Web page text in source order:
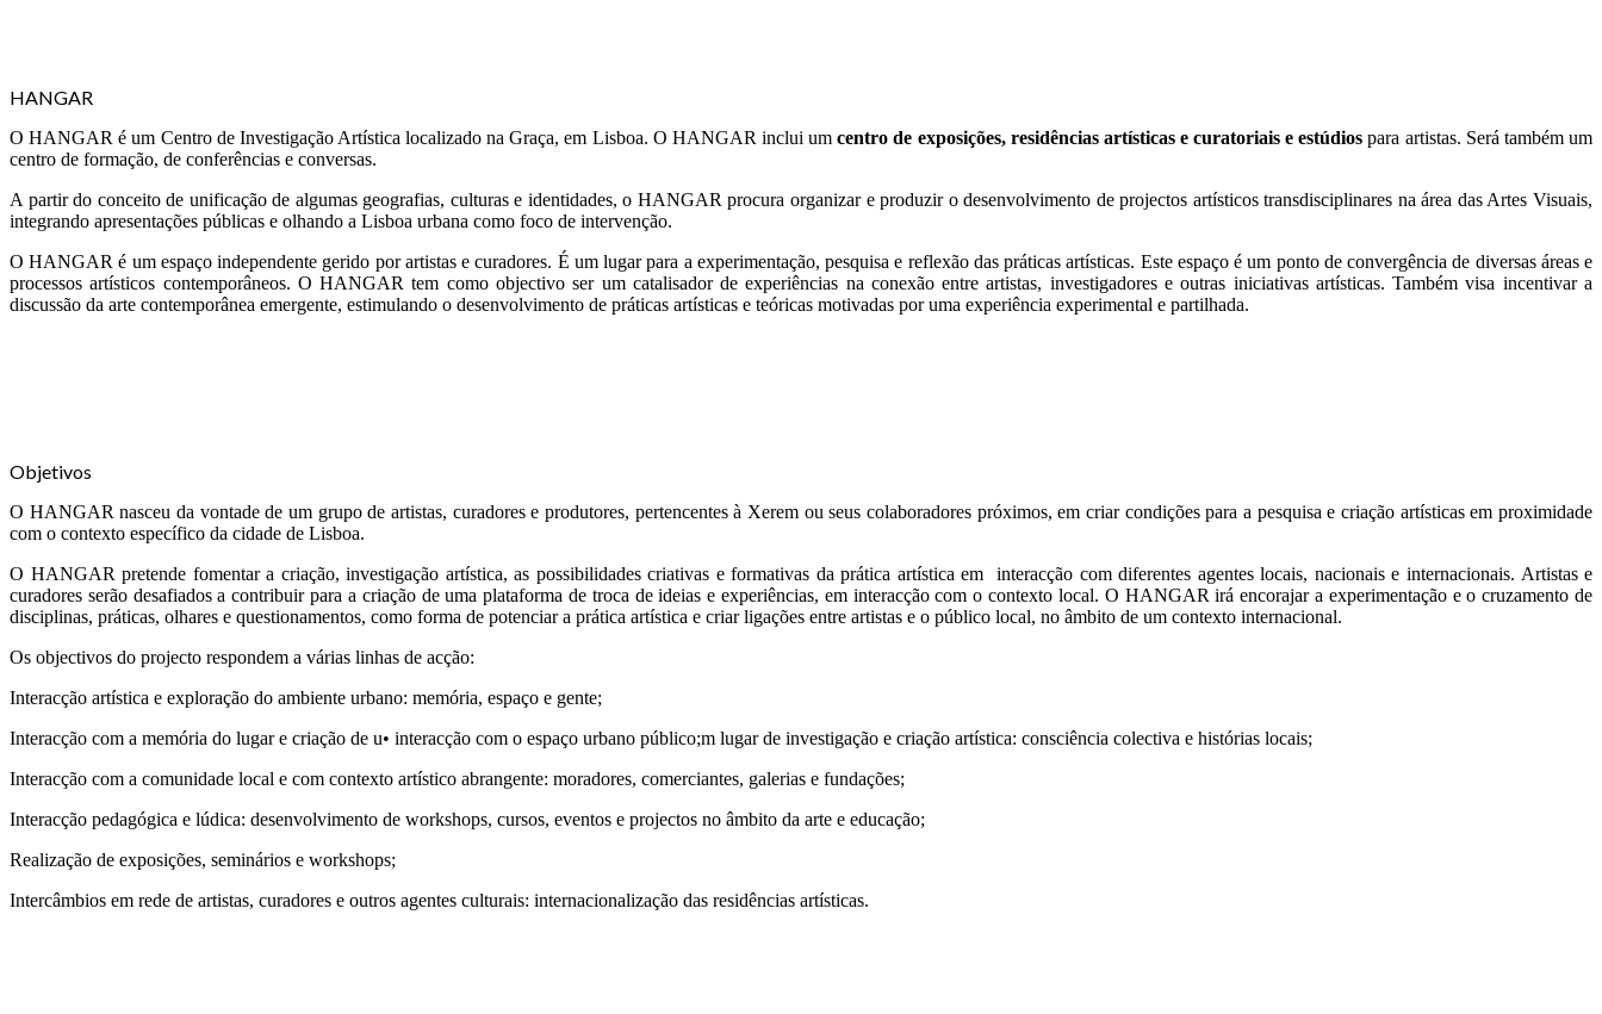
HANGAR
O HANGAR é um Centro de Investigação Artística localizado na Graça, em Lisboa. O HANGAR inclui umcentro de exposições, residências artísticas e curatoriais e estúdios para artistas. Será também um
centro de formação, de conferências e conversas.
A partir do conceito de unificação de algumas geografias, culturas e identidades, o HANGAR procura organizar e produzir o desenvolvimento de projectos artísticos transdisciplinares na área das Artes Visuais,
integrando apresentações públicas e olhando a Lisboa urbana como foco de intervenção.
O HANGAR é um espaço independente gerido por artistas e curadores. É um lugar para a experimentação, pesquisa e reflexão das práticas artísticas. Este espaço é um ponto de convergência de diversas áreas e
processos artísticos contemporâneos. O HANGAR tem como objectivo ser um catalisador de experiências na conexão entre artistas, investigadores e outras iniciativas artísticas. Também visa incentivar a
discussão da arte contemporânea emergente, estimulando o desenvolvimento de práticas artísticas e teóricas motivadas por uma experiência experimental e partilhada.
Objetivos
O HANGAR nasceu da vontade de um grupo de artistas, curadores e produtores, pertencentes à Xerem ou seus colaboradores próximos, em criar condições para a pesquisa e criação artísticas em proximidade
com o contexto específico da cidade de Lisboa.
O HANGAR pretende fomentara criação, investigação artística, as possibilidades criativas e formativas da prática artística em interacção com diferentes agentes locais, nacionais e internacionais. Artistas e
curadores serão desafiados a contribuir para a criação de uma plataforma de troca de ideias e experiências, em interacção com o contexto local. O HANGAR irá encorajar a experimentação e o cruzamento de
disciplinas, práticas, olhares e questionamentos, como forma de potenciar a prática artística e criar ligações entre artistas e o público local, no âmbito de um contexto internacional.
Os objectivos do projecto respondem a várias linhas de acção:
Interacção artística e exploração do ambiente urbano: memória, espaço e gente;
Interacção com a memória do lugar e criação de u• interacção com o espaço urbano público;m lugar de investigação e criação artística: consciência colectiva e histórias locais;
Interacção com a comunidade local e com contexto artístico abrangente: moradores, comerciantes, galerias e fundações;
Interacção pedagógica e lúdica: desenvolvimento de workshops, cursos, eventos e projectos no âmbito da arte e educação;
Realização de exposições, seminários e workshops;
Intercâmbios em rede de artistas, curadores e outros agentes culturais: internacionalização das residências artísticas.